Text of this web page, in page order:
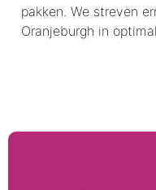
pakken. We streven
Oranjeburgh in